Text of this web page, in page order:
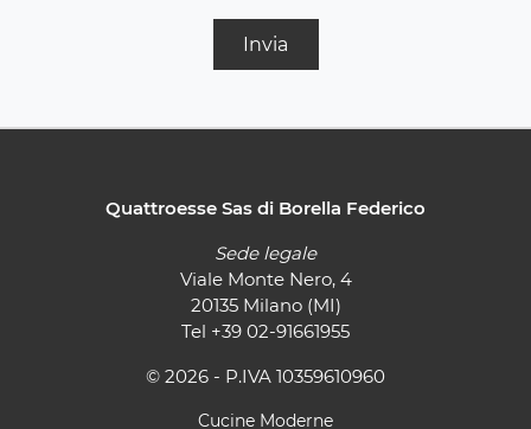
Invia
Quattroesse Sas di Borella Federico
Sede legale
Viale Monte Nero, 4
20135 Milano (MI)
Tel +39 02-91661955
© 2026 - P.IVA 10359610960
Cucine Moderne